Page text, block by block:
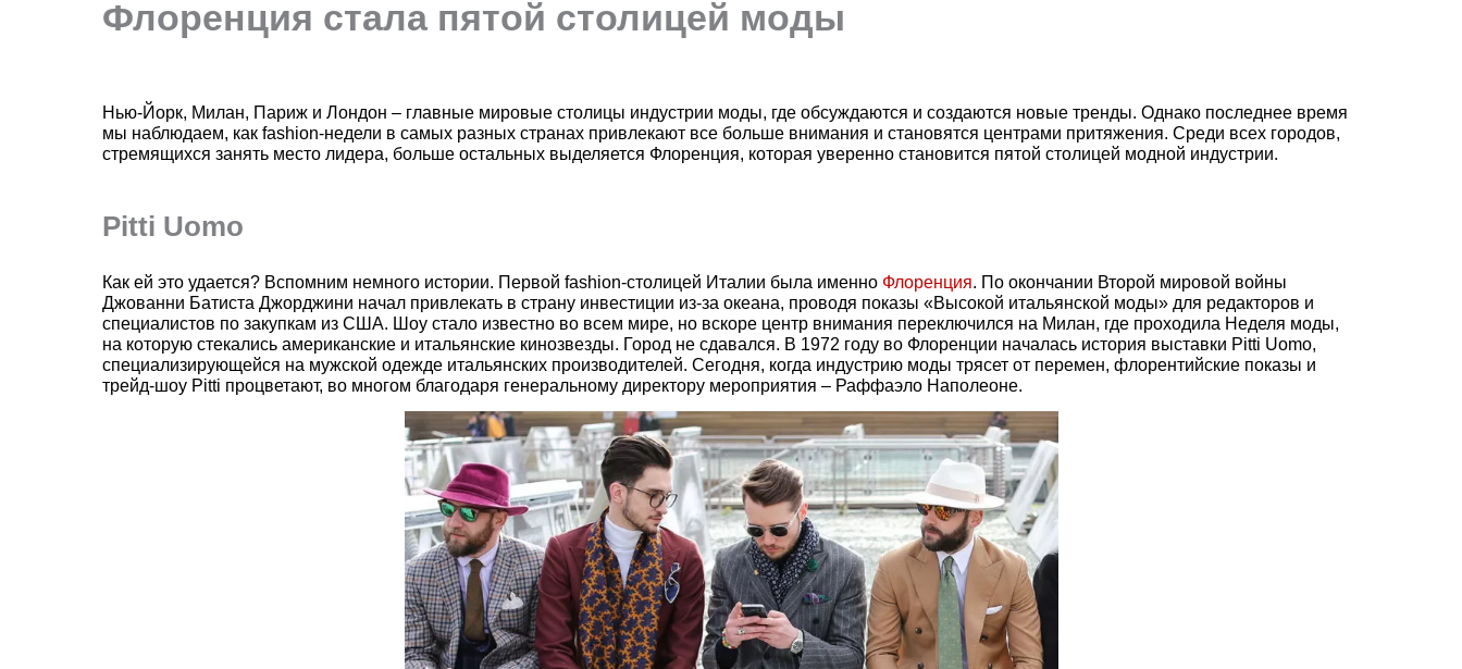
Флоренция стала пятой столицей моды
Нью-Йорк, Милан, Париж и Лондон – главные мировые столицы индустрии моды, где обсуждаются и создаются новые тренды. Однако последнее время
мы наблюдаем, как fashion-недели в самых разных странах привлекают все больше внимания и становятся центрами притяжения. Среди всех городов,
стремящихся занять место лидера, больше остальных выделяется Флоренция, которая уверенно становится пятой столицей модной индустрии.
Pitti Uomo
Как ей это удается? Вспомним немного истории. Первой fashion-столицей Италии была именно Флоренция. По окончании Второй мировой войны
Джованни Батиста Джорджини начал привлекать в страну инвестиции из-за океана, проводя показы «Высокой итальянской моды» для редакторов и
специалистов по закупкам из США. Шоу стало известно во всем мире, но вскоре центр внимания переключился на Милан, где проходила Неделя моды,
на которую стекались американские и итальянские кинозвезды. Город не сдавался. В 1972 году во Флоренции началась история выставки Pitti Uomo,
специализирующейся на мужской одежде итальянских производителей. Сегодня, когда индустрию моды трясет от перемен, флорентийские показы и
трейд-шоу Pitti процветают, во многом благодаря генеральному директору мероприятия – Раффаэло Наполеоне.